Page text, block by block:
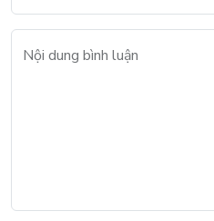
Nội dung bình luận